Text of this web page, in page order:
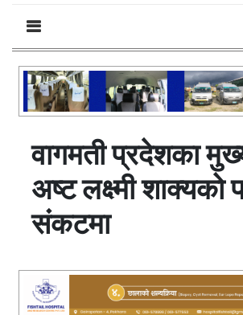
वागमती प्रदेशका
अष्ट लक्ष्मी शाक्यको
संकटमा